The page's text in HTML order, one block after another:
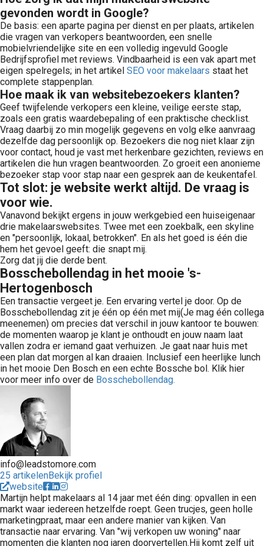
gevonden wordt in Google?
De basis: een aparte pagina per dienst en per plaats, artikelen
die vragen van verkopers beantwoorden, een snelle
mobielvriendelijke site en een volledig ingevuld Google
Bedrijfsprofiel met reviews. Vindbaarheid is een vak apart met
eigen spelregels; in het artikel SEO voor makelaars staat het
complete stappenplan.
Hoe maak ik van websitebezoekers klanten?
Geef twijfelende verkopers een kleine, veilige eerste stap,
zoals een gratis waardebepaling of een praktische checklist.
Vraag daarbij zo min mogelijk gegevens en volg elke aanvraag
dezelfde dag persoonlijk op. Bezoekers die nog niet klaar zijn
voor contact, houd je vast met herkenbare gezichten, reviews en
artikelen die hun vragen beantwoorden. Zo groeit een anonieme
bezoeker stap voor stap naar een gesprek aan de keukentafel.
Tot slot: je website werkt altijd. De vraag is
voor wie.
Vanavond bekijkt ergens in jouw werkgebied een huiseigenaar
drie makelaarswebsites. Twee met een zoekbalk, een skyline
en "persoonlijk, lokaal, betrokken". En als het goed is één die
hem het gevoel geeft: die snapt mij.
Zorg dat jij die derde bent.
Bosschebollendag in het mooie 's-
Hertogenbosch
Een transactie vergeet je. Een ervaring vertel je door. Op de
Bosschebollendag zit je één op één met mij(Je mag één collega
meenemen) om precies dat verschil in jouw kantoor te bouwen:
de momenten waarop je klant je onthoudt en jouw naam laat
vallen zodra er iemand gaat verhuizen. Je gaat naar huis met
een plan dat morgen al kan draaien. Inclusief een heerlijke lunch
in het mooie Den Bosch en een echte Bossche bol. Klik hier
voor meer info over de Bosschebollendag.
info@leadstomore.com
25 artikelenBekijk profiel
website
Martijn helpt makelaars al 14 jaar met één ding: opvallen in een
markt waar iedereen hetzelfde roept. Geen trucjes, geen holle
marketingpraat, maar een andere manier van kijken. Van
transactie naar ervaring. Van "wij verkopen uw woning" naar
momenten die klanten nog jaren doorvertellen.Hij komt zelf uit